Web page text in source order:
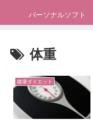
パーソナルソフト
体重
健康ダイエット